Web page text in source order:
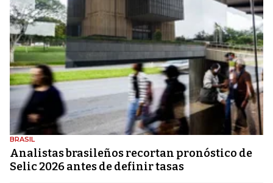
BRASIL
Analistas brasileños recortan pronóstico de
Selic 2026 antes de definir tasas